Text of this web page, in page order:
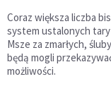
Coraz większa liczba
system ustalonych
Msze za zmarłych,
będą mogli
możliwości.